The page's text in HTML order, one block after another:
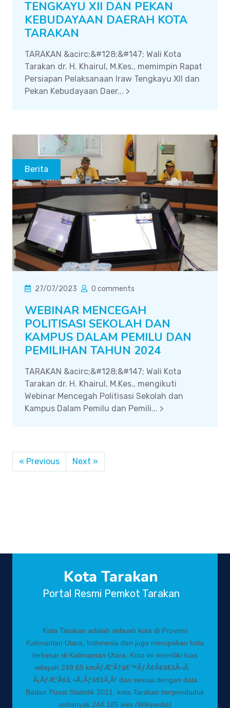
TENGKAYU XII DAN PEKAN
KEBUDAYAAN DAERAH KOTA
TARAKAN
TARAKAN &acirc;&#128;&#147; Wali Kota
Tarakan dr. H. Khairul, M.Kes., memimpin Rapat
Persiapan Pelaksanaan Iraw Tengkayu XII dan
Pekan Kebudayaan Daer... >
Berita
27/07/2023 0 comments
WEBINAR MENCEGAH
POLITISASI SEKOLAH DAN
KAMPUS DALAM PEMILU DAN
PEMILIHAN TAHUN 2024
TARAKAN &acirc;&#128;&#147; Wali Kota
Tarakan dr. H. Khairul, M.Kes., mengikuti
Webinar Mencegah Politisasi Sekolah dan
Kampus Dalam Pemilu dan Pemili... >
« Previous Next »
Kota Tarakan
Portal Resmi Pemkot Tarakan
Kota Tarakan adalah sebuah kota di Provinsi
Kalimantan Utara, Indonesia dan juga merupakan kota
terbesar di Kalimantan Utara. Kota ini memiliki luas
wilayah 249,65 kmÃƒÆ’Ã†â€™ÃƒÂ¢Ã¢â€šÂ¬Ã…
Â¡ÃƒÆ’Ã¢â‚¬Å¡Ãƒâ€šÃ‚Â² dan sesuai dengan data
Badan Pusat Statistik 2021, kota Tarakan berpenduduk
sebanyak 244.185 jiwa (Wikipedia)